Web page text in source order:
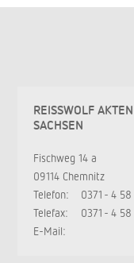
REISSWOLF
SACHSEN
Fischweg 14 a
09114 Chemnitz
Telefon:
0371 - 4
Telefax:
0371 - 4
E-Mail: